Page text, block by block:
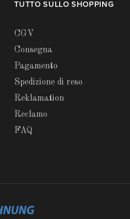
TUTTO SULLO SHOPPING
CGV
Consegna
Pagamento
Spedizione di reso
Reklamation
Reclamo
FAQ